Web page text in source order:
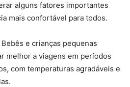
alguns fatores importantes
mais confortável para todos.
Bebês e crianças pequenas
melhor a viagens em períodos
com temperaturas agradáveis e